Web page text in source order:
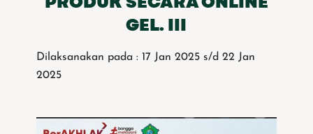
GEL. III
Dilaksanakan pada : 17 Jan 2025 s/d 22 Jan
2025